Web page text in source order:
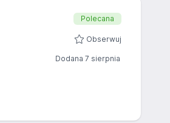
Polecana
Obserwuj
Dodana 7 sierpnia